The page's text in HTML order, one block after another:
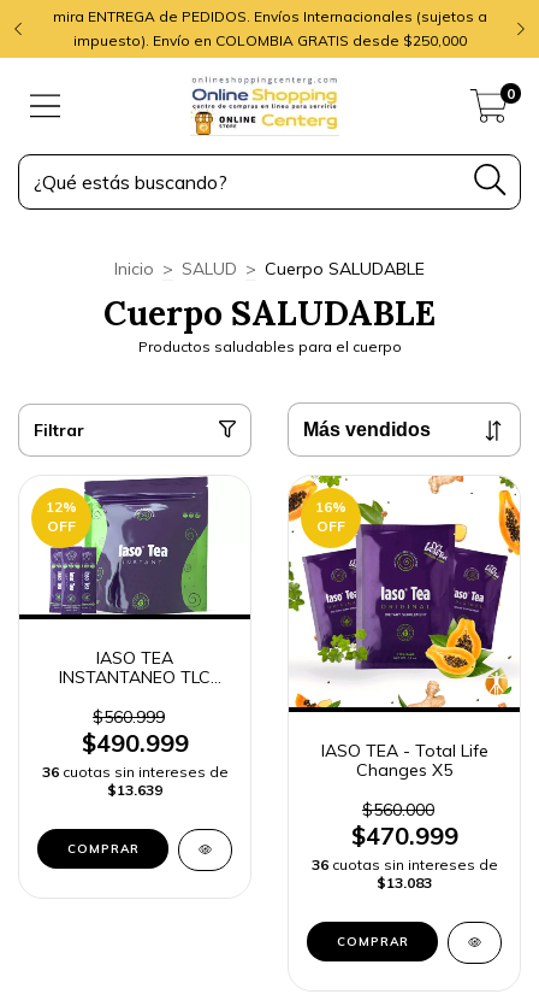
mira ENTREGA de PEDIDOS. Envíos Internacionales (sujetos a
impuesto). Envío en COLOMBIA GRATIS desde $250,000
0
Inicio > SALUD > Cuerpo SALUDABLE
Cuerpo SALUDABLE
Productos saludables para el cuerpo
Filtrar
12%
OFF
IASO TEA
INSTANTANEO TLC
50 SOBRES
$560.999
$490.999
36 cuotas sin intereses de
$13.639
16%
OFF
IASO TEA - Total Life
Changes X5
$560.000
$470.999
36 cuotas sin intereses de
$13.083